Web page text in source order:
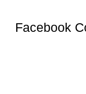
Facebook